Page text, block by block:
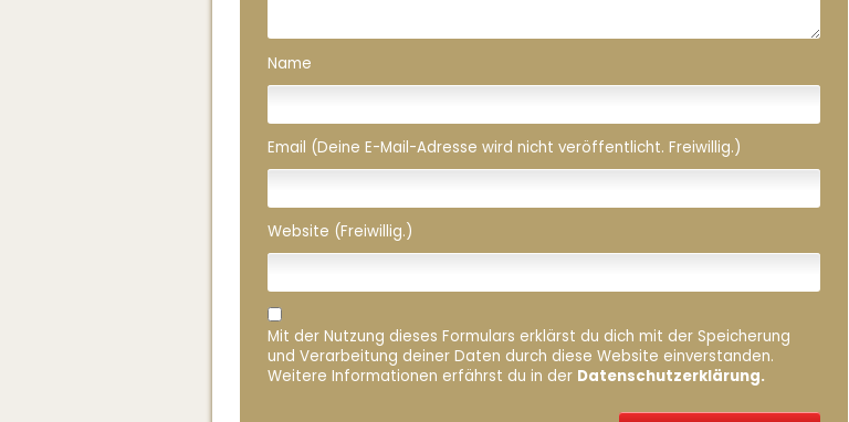
Name
Email (Deine E-Mail-Adresse wird nicht veröffentlicht. Freiwillig.)
Website (Freiwillig.)
Mit der Nutzung dieses Formulars erklärst du dich mit der Speicherung
und Verarbeitung deiner Daten durch diese Website einverstanden.
Weitere Informationen erfährst du in der Datenschutzerklärung.